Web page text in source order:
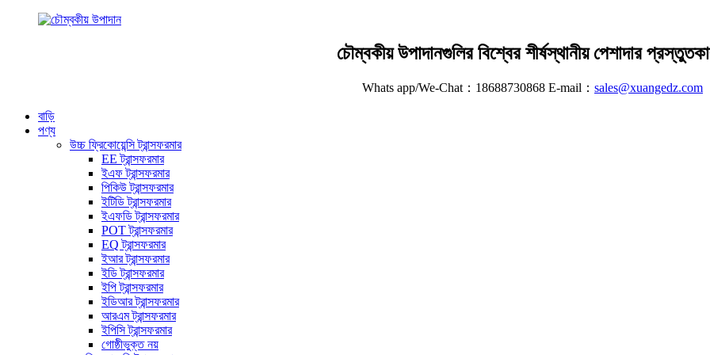
চৌম্বকীয় উপাদানগুলির বিশ্বের শীর্ষস্থানীয় পেশাদার
Whats app/We-Chat：18688730868 E-mail： sales@xuangedz.com
বাড়ি
পণ্য
উচ্চ ফ্রিকোয়েন্সি ট্রান্সফরমার
EE ট্রান্সফরমার
ইএফ ট্রান্সফরমার
পিকিউ ট্রান্সফরমার
ইটিডি ট্রান্সফরমার
ইএফডি ট্রান্সফরমার
POT ট্রান্সফরমার
EQ ট্রান্সফরমার
ইআর ট্রান্সফরমার
ইডি ট্রান্সফরমার
ইপি ট্রান্সফরমার
ইডিআর ট্রান্সফরমার
আরএম ট্রান্সফরমার
ইপিসি ট্রান্সফরমার
গোষ্ঠীভুক্ত নয়